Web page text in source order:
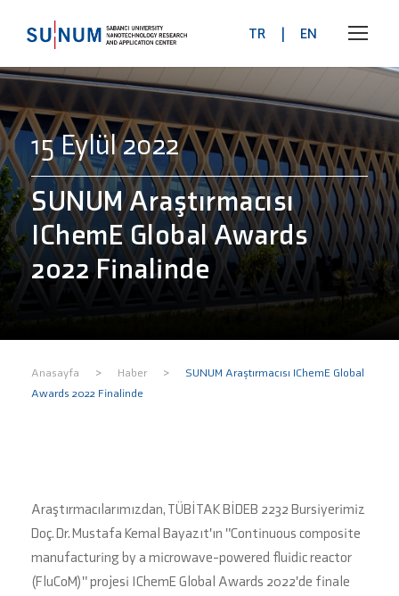
TR | EN
15 Eylül 2022
SUNUM Araştırmacısı
IChemE Global Awards
2022 Finalinde
Anasayfa > Haber >
SUNUM Araştırmacısı IChemE Global
Awards 2022 Finalinde
Araştırmacılarımızdan, TÜBİTAK BİDEB 2232 Bursiyerimiz
Doç. Dr. Mustafa Kemal Bayazıt'ın "Continuous composite
manufacturing by a microwave-powered fluidic reactor
(FluCoM)" projesi IChemE Global Awards 2022'de finale